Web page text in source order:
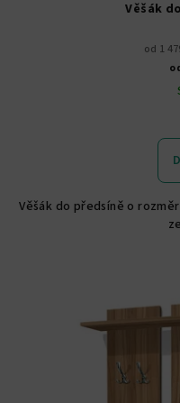
Věšák
od 1
Věšák do předsíně o